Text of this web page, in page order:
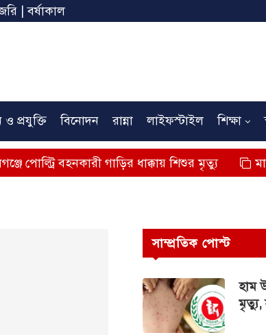
| বর্ষাকাল
ও প্রযুক্তি বিনোদন রান্না লাইফস্টাইল শিক্ষা
বহনকারী গাড়ির ধাক্কায় শিশুর মৃত্যু মারিজুয়ানা
সাম্প্রতিক পোস্ট
হাম
মৃত্যু,